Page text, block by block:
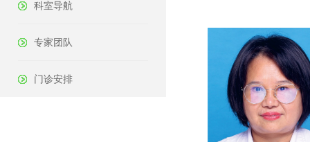
科室导航
专家团队
门诊安排